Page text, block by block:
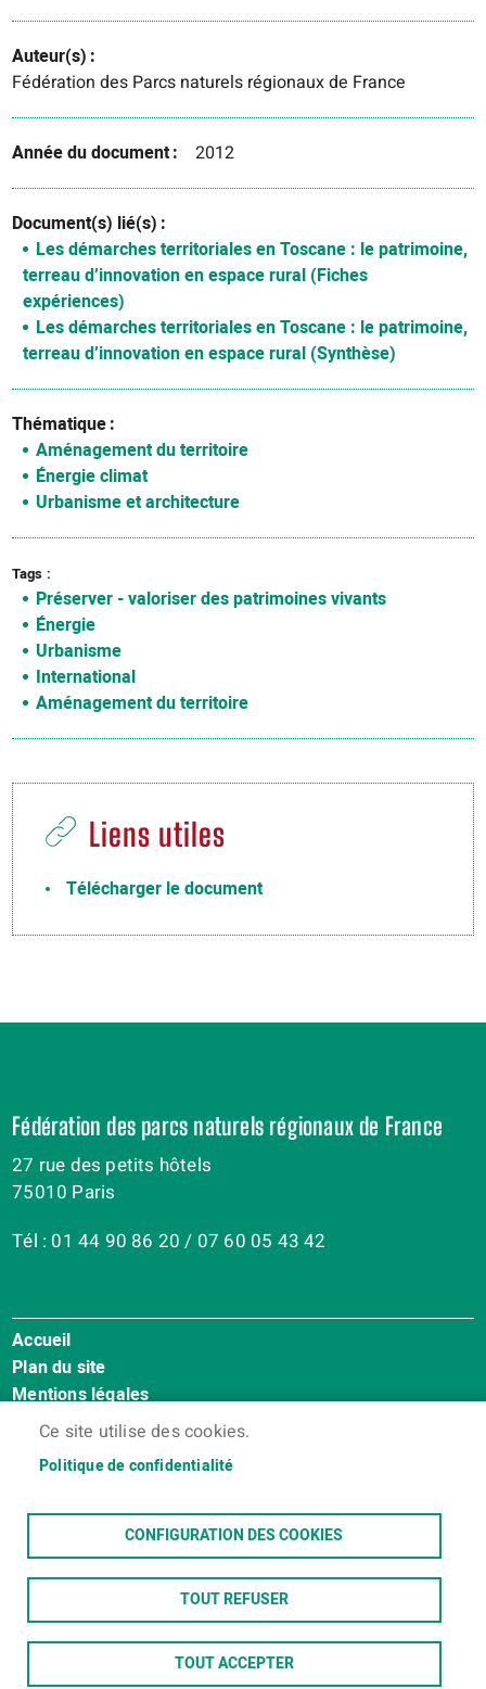
Auteur(s)
Fédération des Parcs naturels régionaux de France
Année du document 2012
Document(s) lié(s)
Les démarches territoriales en Toscane : le patrimoine,
terreau d’innovation en espace rural (Fiches
expériences)
Les démarches territoriales en Toscane : le patrimoine,
terreau d’innovation en espace rural (Synthèse)
Thématique
Aménagement du territoire
Énergie climat
Urbanisme et architecture
Tags
Préserver - valoriser des patrimoines vivants
Énergie
Urbanisme
International
Aménagement du territoire
Liens utiles
Télécharger le document
Ce site utilise des cookies.
Politique de confidentialité
CONFIGURATION DES COOKIES
TOUT REFUSER
TOUT ACCEPTER
Fédération des parcs naturels régionaux de France
27 rue des petits hôtels
75010 Paris
Tél : 01 44 90 86 20 / 07 60 05 43 42
Menu
Pied
de
page
Accueil
Plan du site
Mentions légales
Accessibilité : Non conforme
Contact